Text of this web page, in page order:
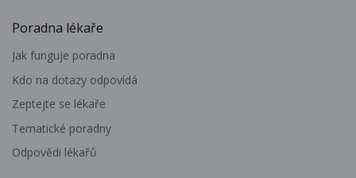
Poradna lékaře
Jak funguje poradna
Kdo na dotazy odpovídá
Zeptejte se lékaře
Tematické poradny
Odpovědi lékařů